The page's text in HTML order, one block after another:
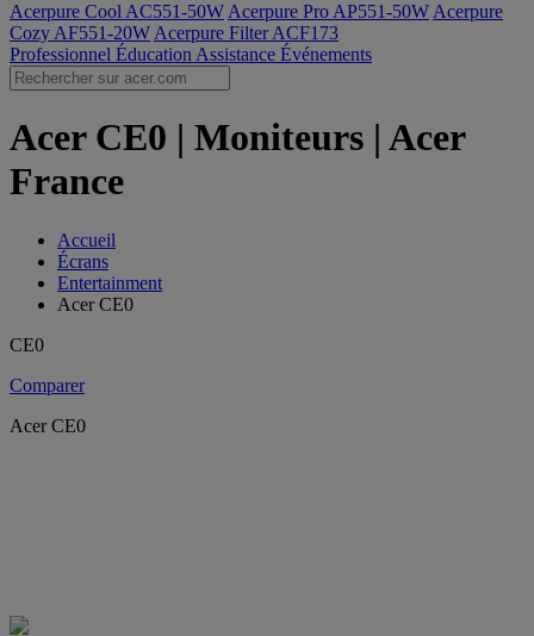
Acerpure Cool AC551-50W Acerpure Pro AP551-50W Acerpure
Cozy AF551-20W Acerpure Filter ACF173
Professionnel Éducation Assistance Événements
Acer CE0 | Moniteurs | Acer
France
Accueil
Écrans
Entertainment
Acer CE0
CE0
Comparer
Acer CE0